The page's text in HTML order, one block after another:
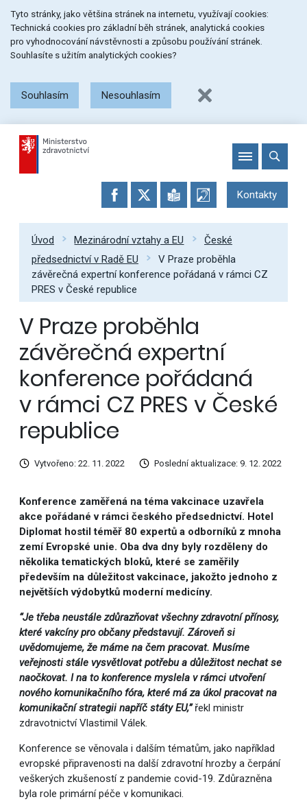
na
menu
na
obsah
na
patičku
stránky
Tyto stránky, jako většina stránek na internetu, využívají cookies:
Technická cookies pro základní běh stránek, analytická cookies
pro vyhodnocování návstěvnosti a způsobu používání stránek.
Souhlasíte s užitím analytických cookies?
Souhlasím Nesouhlasím
Kontakty
Úvod Mezinárodní vztahy a EU
České
předsednictví v Radě EU
V Praze proběhla
závěrečná expertní konference pořádaná v rámci CZ
PRES v České republice
V Praze proběhla
závěrečná expertní
konference pořádaná
v rámci CZ PRES v České
republice
Vytvořeno: 22. 11. 2022 Poslední aktualizace: 9. 12. 2022
Konference zaměřená na téma vakcinace uzavřela
akce pořádané v rámci českého předsednictví. Hotel
Diplomat hostil téměř 80 expertů a odborníků z mnoha
zemí Evropské unie. Oba dva dny byly rozděleny do
několika tematických bloků, které se zaměřily
především na důležitost vakcinace, jakožto jednoho z
největších výdobytků moderní medicíny.
“Je třeba neustále zdůrazňovat všechny zdravotní přínosy,
které vakcíny pro občany představují. Zároveň si
uvědomujeme, že máme na čem pracovat. Musíme
veřejnosti stále vysvětlovat potřebu a důležitost nechat se
naočkovat. I na to konference myslela v rámci utvoření
nového komunikačního fóra, které má za úkol pracovat na
komunikační strategii napříč státy EU,”řekl ministr
zdravotnictví Vlastimil Válek.
Konference se věnovala i dalším tématům, jako například
evropské připravenosti na další zdravotní hrozby a čerpání
veškerých zkušeností z pandemie covid-19. Zdůrazněna
byla role primární péče v komunikaci.